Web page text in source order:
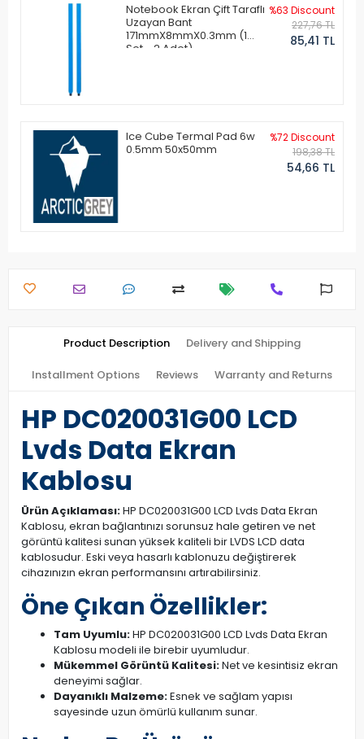
Notebook Ekran Çift Taraflı
Uzayan Bant
171mmX8mmX0.3mm (1
Set - 2 Adet)
%63 Discount
227,76 TL
85,41 TL
Ice Cube Termal Pad 6w
0.5mm 50x50mm
%72 Discount
198,38 TL
54,66 TL
Product Description Delivery and Shipping
Installment Options Reviews Warranty and Returns
HP DC020031G00 LCD
Lvds Data Ekran
Kablosu
Ürün Açıklaması:HP DC020031G00 LCD Lvds Data Ekran
Kablosu, ekran bağlantınızı sorunsuz hale getiren ve net
görüntü kalitesi sunan yüksek kaliteli bir LVDS LCD data
kablosudur. Eski veya hasarlı kablonuzu değiştirerek
cihazınızın ekran performansını artırabilirsiniz.
Öne Çıkan Özellikler:
Tam Uyumlu:HP DC020031G00 LCD Lvds Data Ekran
Kablosu modeli ile birebir uyumludur.
Mükemmel Görüntü Kalitesi:Net ve kesintisiz ekran
deneyimi sağlar.
Dayanıklı Malzeme:Esnek ve sağlam yapısı
sayesinde uzun ömürlü kullanım sunar.